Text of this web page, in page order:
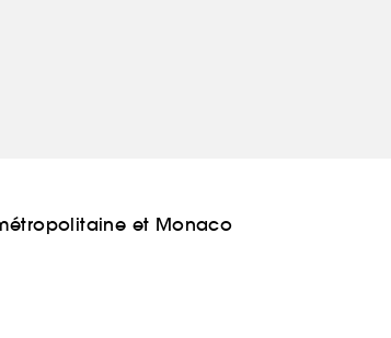
et Monaco